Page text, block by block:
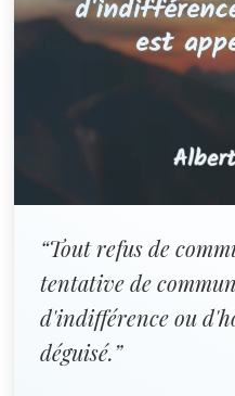
“Tout refus de
tentative de
d'indifférence ou
déguisé.”